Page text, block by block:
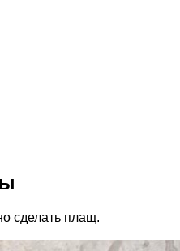
сделать плащ.